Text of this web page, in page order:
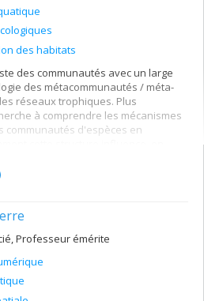
des habitats
des communautés avec un large
des métacommunautés / méta-
réseaux trophiques. Plus
à comprendre les mécanismes
communautés d'espèces en
des écosystèmes. En bref, je
dont les communautés et
interagissent. Je suis
la conservation en favorisant une
de recherche centré sur les
la théorie écologique.
Professeur émérite